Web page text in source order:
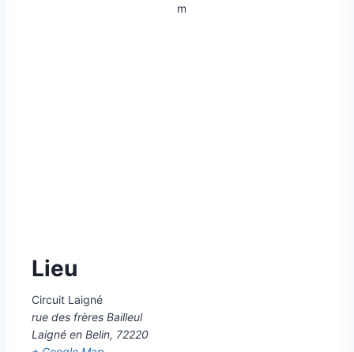
m
Lieu
Circuit Laigné
rue des frères Bailleul
Laigné en Belin, 72220